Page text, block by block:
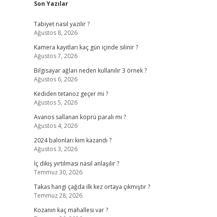
Son Yazılar
Tabiyet nasıl yazılır ?
Ağustos 8, 2026
Kamera kayıtları kaç gün içinde silinir ?
Ağustos 7, 2026
Bilgisayar ağları neden kullanılır 3 örnek ?
Ağustos 6, 2026
Kediden tetanoz geçer mi ?
Ağustos 5, 2026
Avanos sallanan köprü paralı mı ?
Ağustos 4, 2026
2024 balonları kim kazandı ?
Ağustos 3, 2026
İç dikiş yırtılması nasıl anlaşılır ?
Temmuz 30, 2026
Takas hangi çağda ilk kez ortaya çıkmıştır ?
Temmuz 28, 2026
Kozanın kaç mahallesi var ?